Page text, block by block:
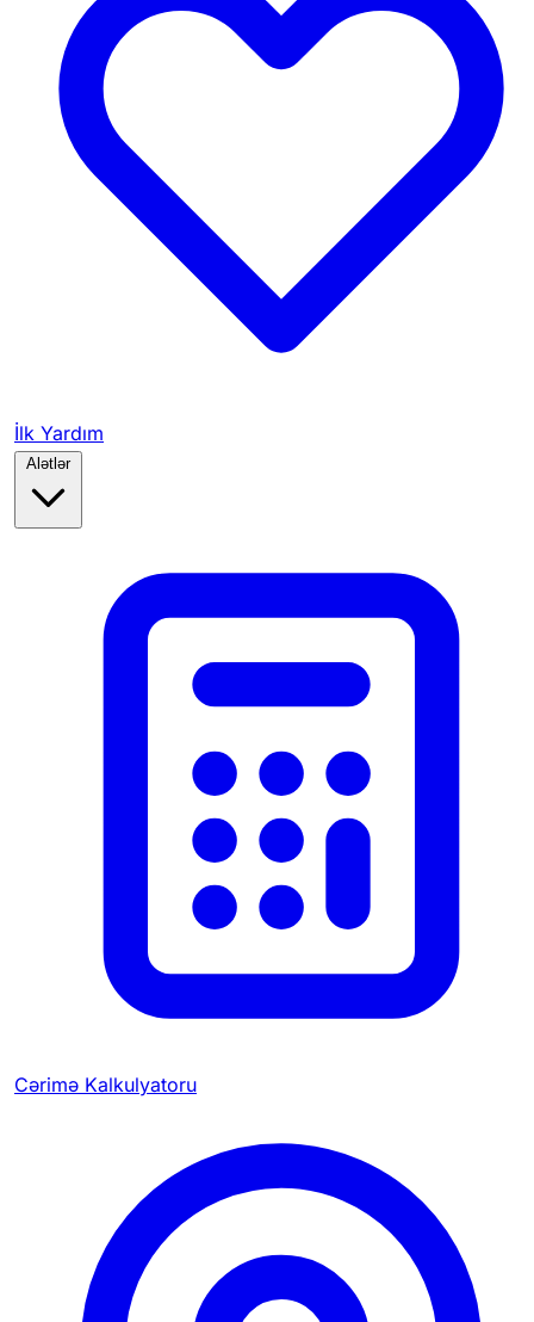
İlk Yardım
Alətlər
Cərimə Kalkulyatoru